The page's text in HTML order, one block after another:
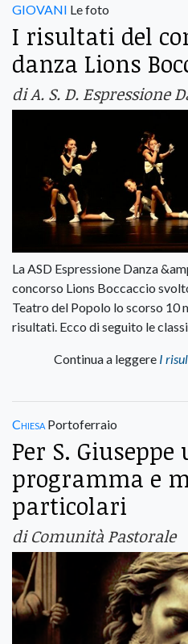
GIOVANI Le foto
I risultati del
danza Lions
di A. S. D. Espressione
La ASD Espressione Danza
concorso Lions Boccaccio
Teatro del Popolo lo scorso
risultati. Ecco di seguito le
Continua a leggere I
Chiesa Portoferraio
Per S.
programma e
particolari
di Comunità Pastorale